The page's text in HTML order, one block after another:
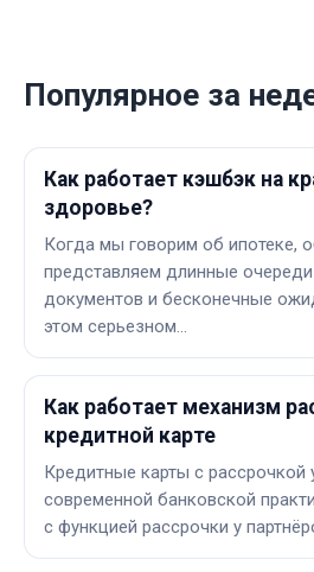
Популярное за
Как работает кэшбэк на
здоровье?
Когда мы говорим об ипотеке,
представляем длинные
документов и бесконечные
этом серьезном…
Как работает механизм
кредитной карте
Кредитные карты с рассрочкой
современной банковской
с функцией рассрочки у